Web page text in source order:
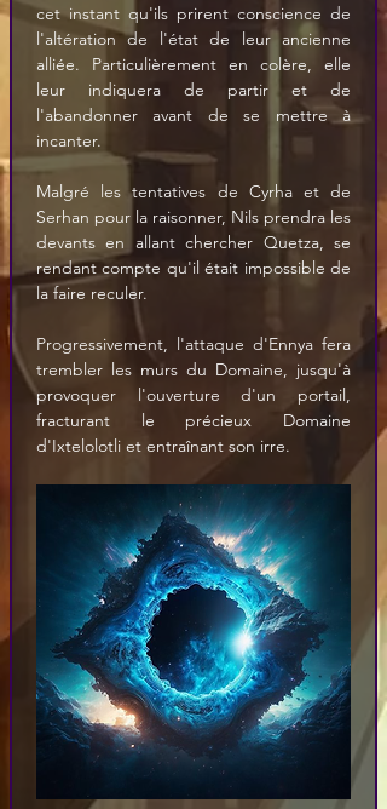
cet instant qu'ils prirent conscience de
l'altération de l'état de leur ancienne
alliée. Particulièrement en colère, elle
leur indiquera de partir et de
l'abandonner avant de se mettre à
incanter.
Malgré les tentatives de Cyrha et de
Serhan pour la raisonner, Nils prendra les
devants en allant chercher Quetza, se
rendant compte qu'il était impossible de
la faire reculer.
Progressivement, l'attaque d'Ennya fera
trembler les murs du Domaine, jusqu'à
provoquer l'ouverture d'un portail,
fracturant le précieux Domaine
d'Ixtelolotli et entraînant son irre.